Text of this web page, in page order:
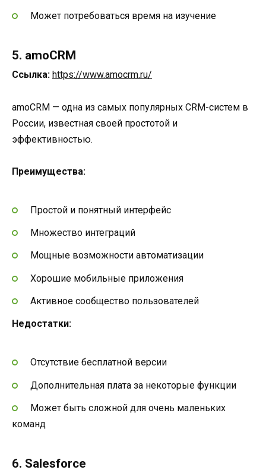
Может потребоваться время на изучение
5. amoCRM
Ссылка: https://www.amocrm.ru/
amoCRM — одна из самых популярных CRM-систем в
России, известная своей простотой и
эффективностью.
Преимущества:
Простой и понятный интерфейс
Множество интеграций
Мощные возможности автоматизации
Хорошие мобильные приложения
Активное сообщество пользователей
Недостатки:
Отсутствие бесплатной версии
Дополнительная плата за некоторые функции
Может быть сложной для очень маленьких
команд
6. Salesforce